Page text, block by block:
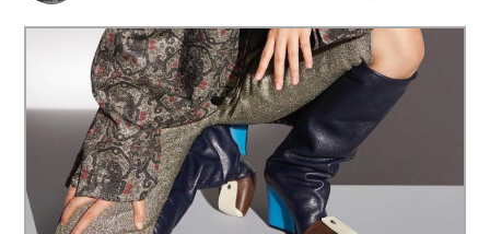
BUYMAで人気のブランド
BUYMAの売れ筋商品
バイマの疑問に現役パーソナルショッパーが答えてみた
実録！海外ショップで買ってみた！